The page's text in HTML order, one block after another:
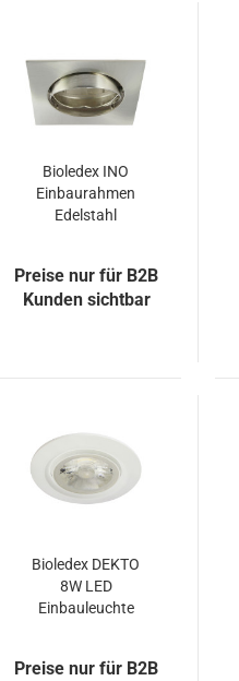
Bioledex INO
Einbaurahmen
Edelstahl
81mm
Preise nur für B2B
Kunden sichtbar
Bioledex DEKTO
8W LED
Einbauleuchte
Preise nur für B2B